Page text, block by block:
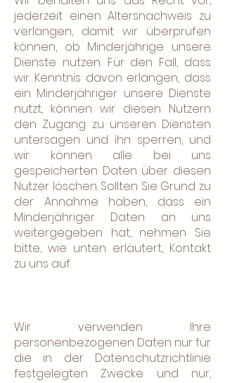
jederzeit einen Altersnachweis zu
verlangen, damit wir überprüfen
können, ob Minderjährige unsere
Dienste nutzen. Für den Fall, dass
wir Kenntnis davon erlangen, dass
ein Minderjähriger unsere Dienste
nutzt, können wir diesen Nutzern
den Zugang zu unseren Diensten
untersagen und ihn sperren, und
wir können alle bei uns
gespeicherten Daten über diesen
Nutzer löschen. Sollten Sie Grund zu
der Annahme haben, dass ein
Minderjähriger Daten an uns
weitergegeben hat, nehmen Sie
bitte, wie unten erläutert, Kontakt
zu uns auf.
Wir verwenden Ihre
personenbezogenen Daten nur für
die in der Datenschutzrichtlinie
festgelegten Zwecke und nur,